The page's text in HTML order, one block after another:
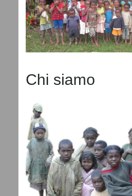
Chi siamo